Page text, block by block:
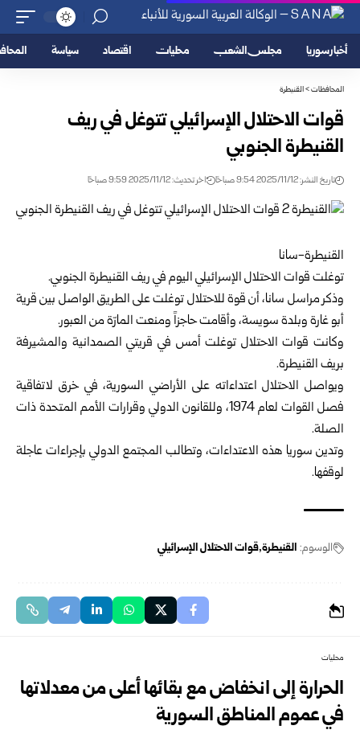
أخبار سوريا مجلس الشعب محليات اقتصاد سياسة
المحافظات>القنيطرة
قوات الاحتلال الإسرائيلي تتوغل في ريف
القنيطرة الجنوبي
تاريخ النشر: 2025/11/12 9:54 صباحًا اخر تحديث: 2025/11/12 9:59 صباحًا
القنيطرة-سانا
توغلت قوات الاحتلال الإسرائيلي اليوم في ريفالقنيطرةالجنوبي.
وذكر مراسل سانا، أن قوة للاحتلال توغلت على الطريق الواصل بين قرية
أبو غارة وبلدة سويسة، وأقامت حاجزاً ومنعت المارّة من العبور.
وكانت قوات الاحتلال توغلت أمس في قريتي الصمدانية والمشيرفة
بريف القنيطرة.
ويواصل الاحتلال اعتداءاته على الأراضي السورية، في خرق لاتفاقية
فصل القوات لعام 1974، وللقانون الدولي وقرارات الأمم المتحدة ذات
الصلة.
وتدين سوريا هذه الاعتداءات، وتطالب المجتمع الدولي بإجراءات عاجلة
لوقفها.
الوسوم: القنيطرة قوات الاحتلال الإسرائيلي
محليات
الحرارة إلى انخفاض مع بقائها أعلى من معدلاتها
في عموم المناطق السورية